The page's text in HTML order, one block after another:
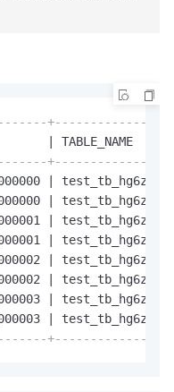
+----------------
TABLE_NAME
+----------------
test_tb_hg6z_0
test_tb_hg6z_1
test_tb_hg6z_2
test_tb_hg6z_3
test_tb_hg6z_4
test_tb_hg6z_5
test_tb_hg6z_6
test_tb_hg6z_7
+----------------